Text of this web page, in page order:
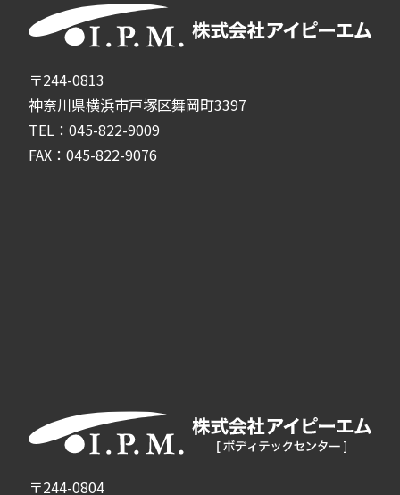
〒244-0813
神奈川県横浜市戸塚区舞岡町3397
TEL：045-822-9009
FAX：045-822-9076
〒244-0804